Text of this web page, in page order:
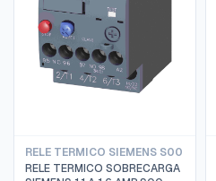
RELE TERMICO SIEMENS S00
RELE TERMICO SOBRECARGA